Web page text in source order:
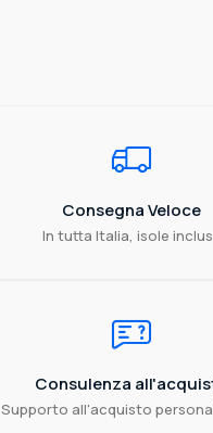
Consegna Veloce
In tutta Italia, isole
Consulenza
Supporto all'acquisto